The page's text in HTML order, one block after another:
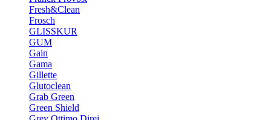
Fresh&Clean
Frosch
GLISSKUR
GUM
Gain
Gama
Gillette
Glutoclean
Grab Green
Green Shield